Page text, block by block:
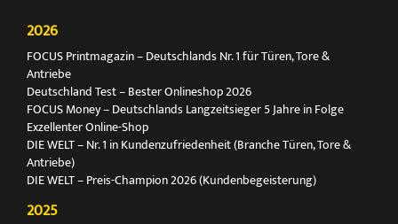
2026
FOCUS Printmagazin – Deutschlands Nr. 1 für Türen, Tore &
Antriebe
Deutschland Test – Bester Onlineshop 2026
FOCUS Money – Deutschlands Langzeitsieger 5 Jahre in Folge
Exzellenter Online-Shop
DIE WELT – Nr. 1 in Kundenzufriedenheit (Branche Türen, Tore &
Antriebe)
DIE WELT – Preis-Champion 2026 (Kundenbegeisterung)
2025